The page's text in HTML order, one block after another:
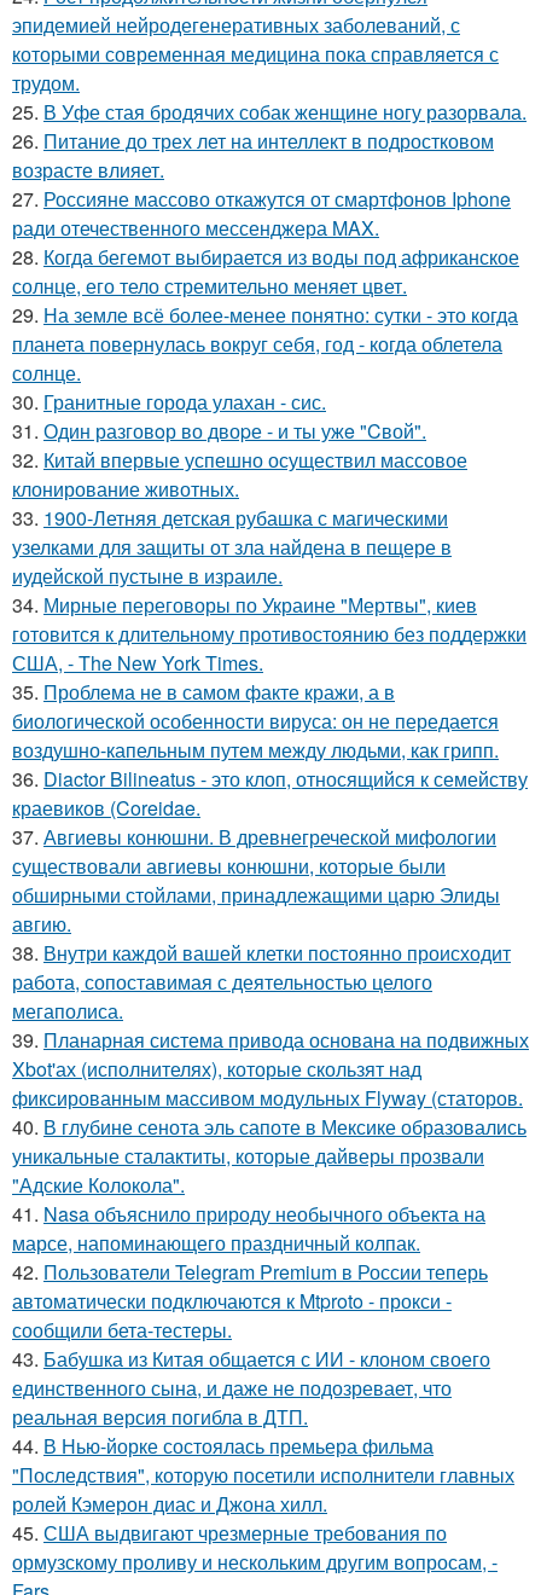
эпидемией нейродегенеративных заболеваний, с
которыми современная медицина пока справляется с
трудом.
25. В Уфе стая бродячих собак женщине ногу разорвала.
26. Питание до трех лет на интеллект в подростковом
возрасте влияет.
27. Россияне массово откажутся от смартфонов Iphone
ради отечественного мессенджера MAX.
28. Когда бегемот выбирается из воды под африканское
солнце, его тело стремительно меняет цвет.
29. На земле всё более-менее понятно: сутки - это когда
планета повернулась вокруг себя, год - когда облетела
солнце.
30. Гранитные города улахан - сис.
31. Один разговoр во двоpе - и ты ужe "Cвой".
32. Китай впервые успешно осуществил массовое
клонирование животных.
33. 1900-Летняя детская рубашка с магическими
узелками для защиты от зла найдена в пещере в
иудейской пустыне в израиле.
34. Мирные переговоры по Украине "Мертвы", киев
готовится к длительному противостоянию без поддержки
США, - The New York Times.
35. Проблема не в самом факте кражи, а в
биологической особенности вируса: он не передается
воздушно-капельным путем между людьми, как грипп.
36. Diactor Bilineatus - это клоп, относящийся к семейству
краевиков (Coreidae.
37. Авгиевы конюшни. В древнегреческой мифологии
существовали авгиевы конюшни, которые были
обширными стойлами, принадлежащими царю Элиды
авгию.
38. Внутри каждой вашей клетки постоянно происходит
работа, сопоставимая с деятельностью целого
мегаполиса.
39. Планарная система привода основана на подвижных
Xbot'ах (исполнителях), которые скользят над
фиксированным массивом модульных Flyway (статоров.
40. В глубине сенота эль сапоте в Мексике образовались
уникальные сталактиты, которые дайверы прозвали
"Адские Колокола".
41. Nasa объяснило природу необычного объекта на
марсе, напоминающего праздничный колпак.
42. Пользователи Telegram Premium в России теперь
автоматически подключаются к Mtproto - прокси -
сообщили бета-тестеры.
43. Бабушка из Китая общается с ИИ - клоном своего
единственного сына, и даже не подозревает, что
реальная версия погибла в ДТП.
44. В Нью-йорке состоялась премьера фильма
"Последствия", которую посетили исполнители главных
ролей Кэмерон диас и Джона хилл.
45. США выдвигают чрезмерные требования по
ормузскому проливу и нескольким другим вопросам, -